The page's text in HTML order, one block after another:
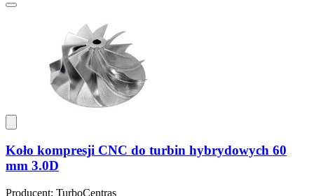
Koło kompresji CNC do turbin hybrydowych 60
mm 3.0D
Producent: TurboCentras